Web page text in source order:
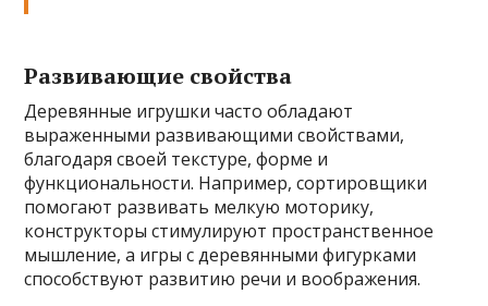
Развивающие свойства
Деревянные игрушки часто обладают
выраженными развивающими свойствами,
благодаря своей текстуре, форме и
функциональности. Например, сортировщики
помогают развивать мелкую моторику,
конструкторы стимулируют пространственное
мышление, а игры с деревянными фигурками
способствуют развитию речи и воображения.